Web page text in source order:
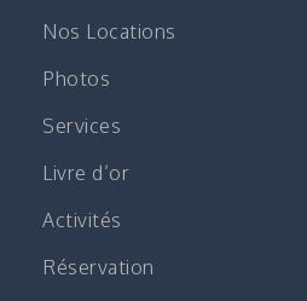
Nos Locations
Photos
Services
Livre d’or
Activités
Réservation